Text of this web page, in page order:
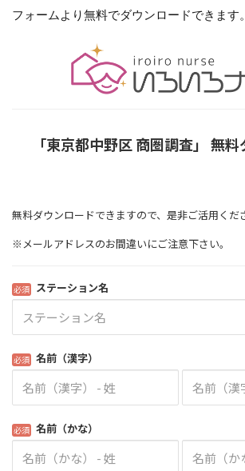
フォームより無料でダウンロードできます。